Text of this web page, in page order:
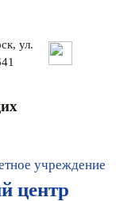
ул.
учреждение
центр